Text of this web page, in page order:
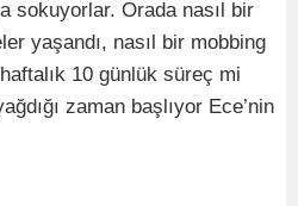
sokuyorlar. Orada nasıl bir
yaşandı, nasıl bir mobbing
10 günlük süreç mi
zaman başlıyor Ece’nin